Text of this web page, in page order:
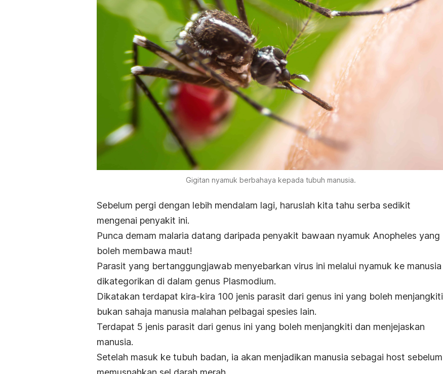
Gigitan nyamuk berbahaya kepada tubuh manusia.
Sebelum pergi dengan lebih mendalam lagi, haruslah kita tahu serba sedikit
mengenai penyakit ini.
Punca demam malaria datang daripada penyakit bawaan nyamuk Anopheles yang
boleh membawa maut!
Parasit yang bertanggungjawab menyebarkan virus ini melalui nyamuk ke manusia
dikategorikan di dalam genus Plasmodium.
Dikatakan terdapat kira-kira 100 jenis parasit dari genus ini yang boleh menjangkiti
bukan sahaja manusia malahan pelbagai spesies lain.
Terdapat 5 jenis parasit dari genus ini yang boleh menjangkiti dan menjejaskan
manusia.
Setelah masuk ke tubuh badan, ia akan menjadikan manusia sebagai host sebelum